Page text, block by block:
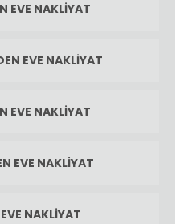
EVE NAKLIYAT
EVE NAKLIYAT
EVE NAKLIYAT
EVE NAKLIYAT
NAKLIYAT